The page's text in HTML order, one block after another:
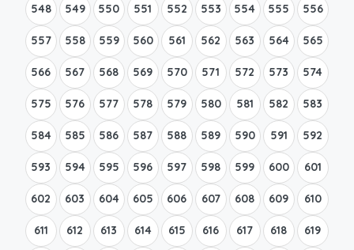
548 549 550 551 552 553 554 555 556
557 558 559 560 561 562 563 564 565
566 567 568 569 570 571 572 573 574
575 576 577 578 579 580 581 582 583
584 585 586 587 588 589 590 591 592
593 594 595 596 597 598 599 600 601
602 603 604 605 606 607 608 609 610
611 612 613 614 615 616 617 618 619